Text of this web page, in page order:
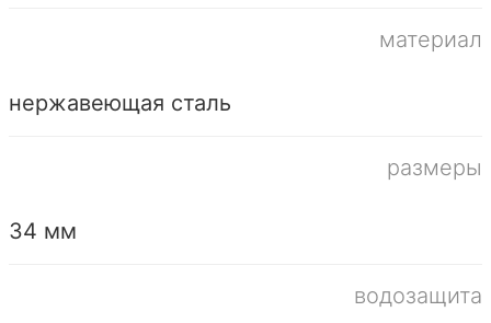
материал
нержавеющая сталь
размеры
34 мм
водозащита